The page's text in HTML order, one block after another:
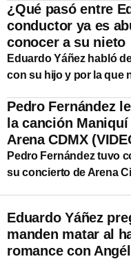
¿Qué pasó entre
conductor ya es
conocer a su nieto
Eduardo Yáñez habló
con su hijo y por la que
Pedro Fernández
la canción
Arena CDMX
Pedro Fernández tuvo
su concierto de Arena
Eduardo Yáñez
manden matar al
romance con